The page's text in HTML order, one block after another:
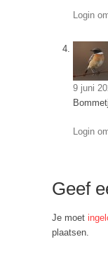
Login
9 juni
Login
Geef
Je moet
plaatsen.